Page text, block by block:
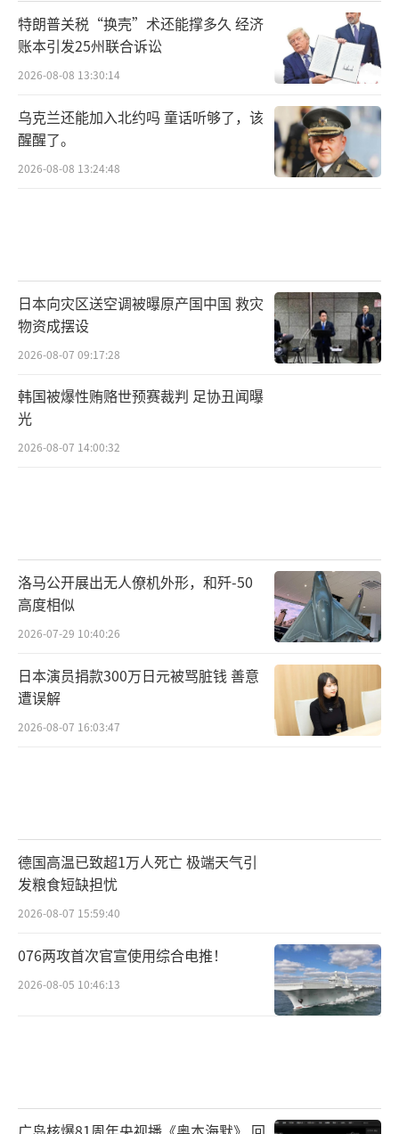
或许是乌克兰最无奈的现实，也是这场冲突最
残酷的真相。（责任编辑：卢其龙 CM0882）
特朗普关税“换壳”术还能撑多久 经济
账本引发25州联合诉讼
2026-08-08 13:30:14
乌克兰还能加入北约吗 童话听够了，该
醒醒了。
2026-08-08 13:24:48
日本向灾区送空调被曝原产国中国 救灾
物资成摆设
2026-08-07 09:17:28
韩国被爆性贿赂世预赛裁判 足协丑闻曝
光
2026-08-07 14:00:32
洛马公开展出无人僚机外形，和歼-50
高度相似
2026-07-29 10:40:26
日本演员捐款300万日元被骂脏钱 善意
遭误解
2026-08-07 16:03:47
德国高温已致超1万人死亡 极端天气引
发粮食短缺担忧
2026-08-07 15:59:40
076两攻首次官宣使用综合电推！
2026-08-05 10:46:13